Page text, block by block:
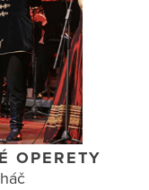
OPERETY